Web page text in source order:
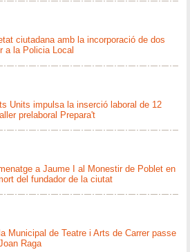
ciutadana amb la incorporació de dos
a la Policia Local
Units impulsa la inserció laboral de 12
prelaboral Prepara't
a Jaume I al Monestir de Poblet en
del fundador de la ciutat
Municipal de Teatre i Arts de Carrer passe
Raga